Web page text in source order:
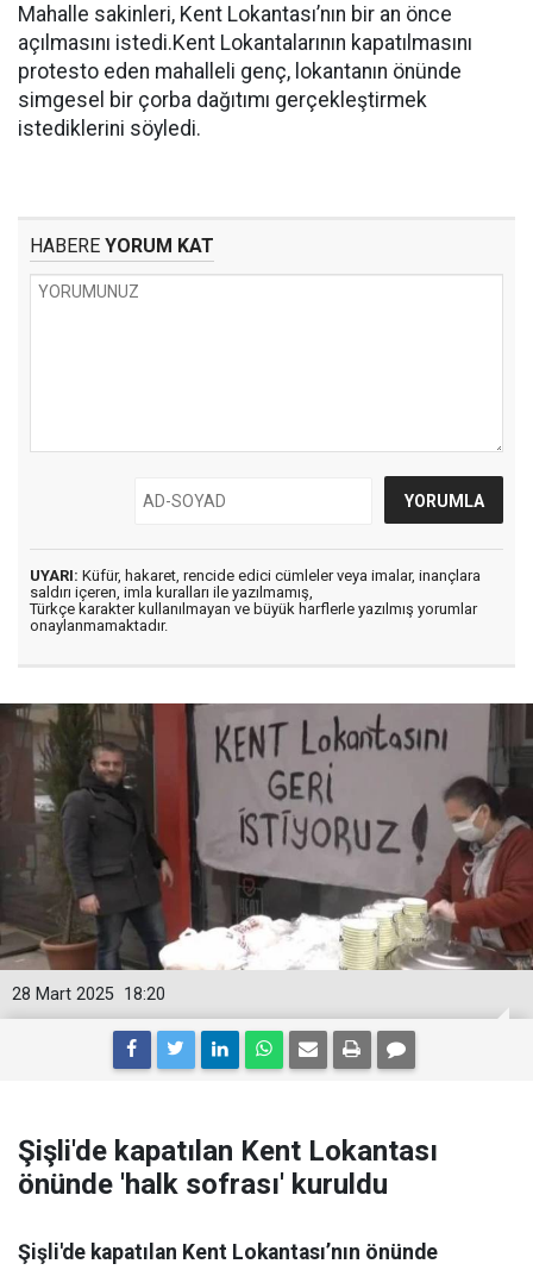
Mahalle sakinleri, Kent Lokantası’nın bir an önce
açılmasını istedi.Kent Lokantalarının kapatılmasını
protesto eden mahalleli genç, lokantanın önünde
simgesel bir çorba dağıtımı gerçekleştirmek
istediklerini söyledi.
HABERE YORUM KAT
UYARI: Küfür, hakaret, rencide edici cümleler veya imalar, inançlara
saldırı içeren, imla kuralları ile yazılmamış,
Türkçe karakter kullanılmayan ve büyük harflerle yazılmış yorumlar
onaylanmamaktadır.
18:20
28 Mart 2025
Şişli'de kapatılan Kent Lokantası
önünde 'halk sofrası' kuruldu
Şişli'de kapatılan Kent Lokantası’nın önünde